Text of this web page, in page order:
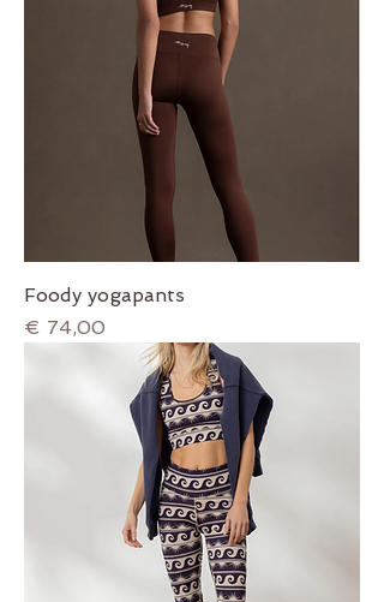
Foody yogapants
Prijs
€ 74,00